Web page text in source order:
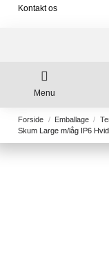
Kontakt os
Menu
Forside Emballage
Skum Large m/låg IP6